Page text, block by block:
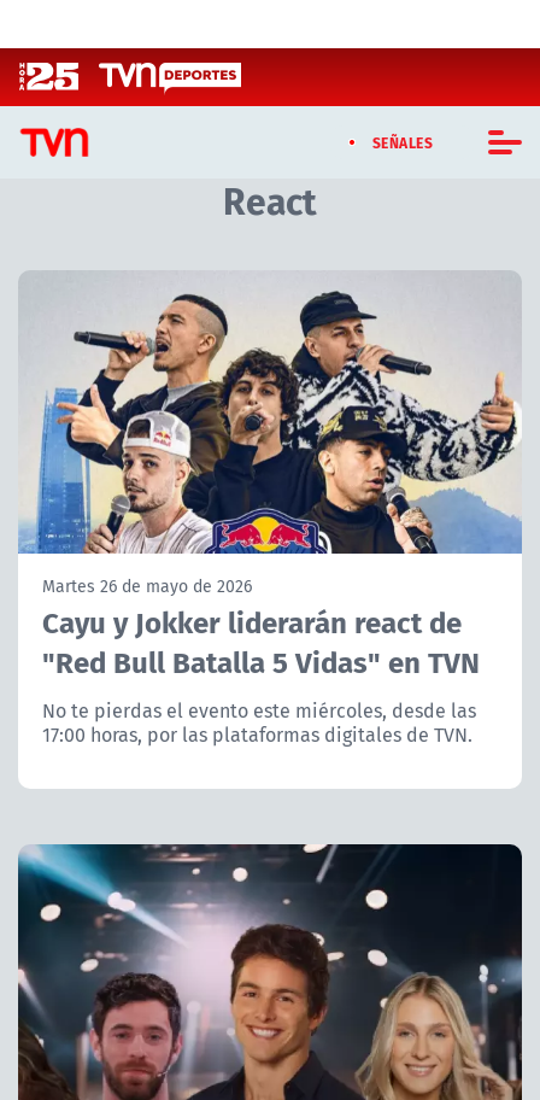
SEÑALES
CASTING MASTERCHEF CHILE
CASTING TVN VERTICAL
TVN VERTICAL
TVN PLAY
PROGRAMAS
TELESERIES
ACTUALIDAD Y TENDENCIAS
CORPORATIVO Y TRANSPARENCIA
React
Artículos relacionados con React
Martes 26 de mayo de 2026
Cayu y Jokker liderarán react de
"Red Bull Batalla 5 Vidas" en TVN
No te pierdas el evento este miércoles, desde las
17:00 horas, por las plataformas digitales de TVN.